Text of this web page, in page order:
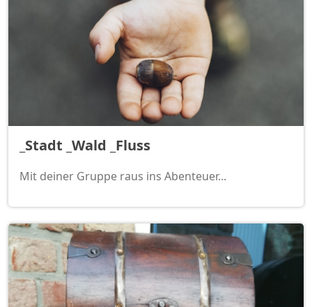
_Stadt _Wald _Fluss
Mit deiner Gruppe raus ins Abenteuer...